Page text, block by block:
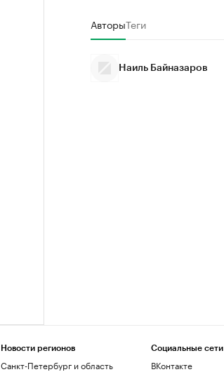
АвторыТеги
Наиль Байназаров
Новости регионов
Санкт-Петербург и область
Социальные сети
ВКонтакте